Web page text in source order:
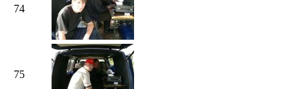
74
75